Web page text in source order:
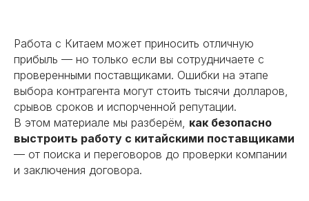
Работа с Китаем может приносить отличную
прибыль — но только если вы сотрудничаете с
проверенными поставщиками. Ошибки на этапе
выбора контрагента могут стоить тысячи долларов,
срывов сроков и испорченной репутации.
В этом материале мы разберём, как безопасно
выстроить работу с китайскими поставщиками
— от поиска и переговоров до проверки компании
и заключения договора.